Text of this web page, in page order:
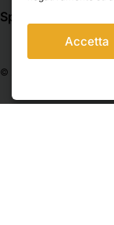
Accetta
Cavalletti da
Nova Spa
Novecento
Pentel
Spedizioni
© 2026 Belle Arti